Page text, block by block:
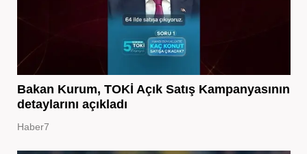
Bakan Kurum, TOKİ Açık Satış Kampanyasının
detaylarını açıkladı
Haber7